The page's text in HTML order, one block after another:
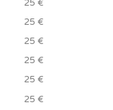
25 €
25 €
25 €
25 €
25 €
25 €